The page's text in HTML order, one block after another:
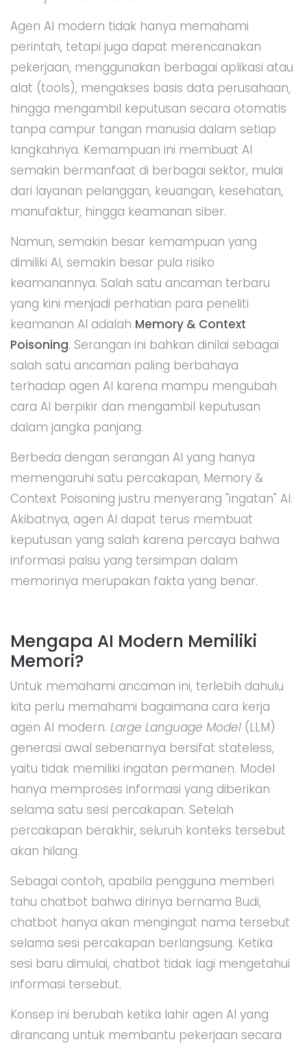
Agen AI modern tidak hanya memahami
perintah, tetapi juga dapat merencanakan
pekerjaan, menggunakan berbagai aplikasi atau
alat (tools), mengakses basis data perusahaan,
hingga mengambil keputusan secara otomatis
tanpa campur tangan manusia dalam setiap
langkahnya. Kemampuan ini membuat AI
semakin bermanfaat di berbagai sektor, mulai
dari layanan pelanggan, keuangan, kesehatan,
manufaktur, hingga keamanan siber.
Namun, semakin besar kemampuan yang
dimiliki AI, semakin besar pula risiko
keamanannya. Salah satu ancaman terbaru
yang kini menjadi perhatian para peneliti
keamanan AI adalah Memory & Context
Poisoning. Serangan ini bahkan dinilai sebagai
salah satu ancaman paling berbahaya
terhadap agen AI karena mampu mengubah
cara AI berpikir dan mengambil keputusan
dalam jangka panjang.
Berbeda dengan serangan AI yang hanya
memengaruhi satu percakapan, Memory &
Context Poisoning justru menyerang "ingatan" AI.
Akibatnya, agen AI dapat terus membuat
keputusan yang salah karena percaya bahwa
informasi palsu yang tersimpan dalam
memorinya merupakan fakta yang benar.
Mengapa AI Modern Memiliki
Memori?
Untuk memahami ancaman ini, terlebih dahulu
kita perlu memahami bagaimana cara kerja
agen AI modern. Large Language Model (LLM)
generasi awal sebenarnya bersifat stateless,
yaitu tidak memiliki ingatan permanen. Model
hanya memproses informasi yang diberikan
selama satu sesi percakapan. Setelah
percakapan berakhir, seluruh konteks tersebut
akan hilang.
Sebagai contoh, apabila pengguna memberi
tahu chatbot bahwa dirinya bernama Budi,
chatbot hanya akan mengingat nama tersebut
selama sesi percakapan berlangsung. Ketika
sesi baru dimulai, chatbot tidak lagi mengetahui
informasi tersebut.
Konsep ini berubah ketika lahir agen AI yang
dirancang untuk membantu pekerjaan secara